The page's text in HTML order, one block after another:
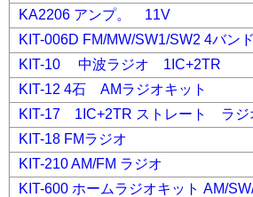
KA2206 アンプ。 11V
KIT-006D FM/MW/SW1/SW2 4バン
KIT-10 中波ラジオ 1IC+2TR
KIT-12 4石 AMラジオキット
KIT-17 1IC+2TR ストレート ラジ
KIT-18 FMラジオ
KIT-210 AM/FM ラジオ
KIT-600 ホームラジオキット AM/